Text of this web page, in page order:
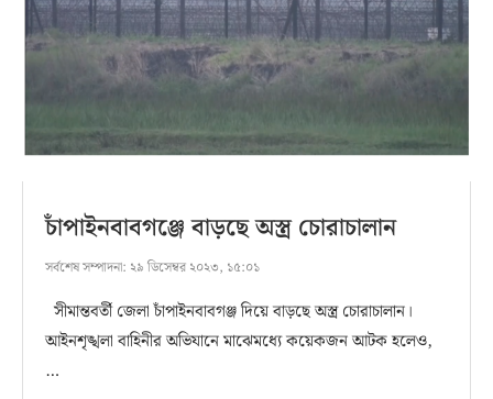
চাঁপাইনবাবগঞ্জে বাড়ছে অস্ত্র চোরাচালান
সর্বশেষ সম্পাদনা: ২৯ ডিসেম্বর ২০২৩, ১৫:০১
সীমান্তবর্তী জেলা চাঁপাইনবাবগঞ্জ দিয়ে বাড়ছে অস্ত্র চোরাচালান।
আইনশৃঙ্খলা বাহিনীর অভিযানে মাঝেমধ্যে কয়েকজন আটক হলেও,
…